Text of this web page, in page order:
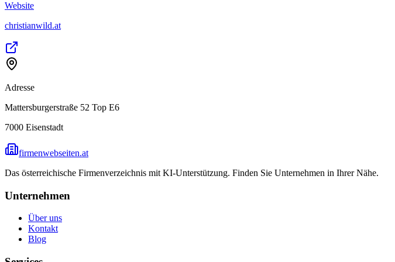
Website
christianwild.at
Adresse
Mattersburgerstraße 52 Top E6
7000 Eisenstadt
firmenwebseiten.at
Das österreichische Firmenverzeichnis mit KI-Unterstützung. Finden Sie Unternehmen in Ihrer Nähe.
Unternehmen
Über uns
Kontakt
Blog